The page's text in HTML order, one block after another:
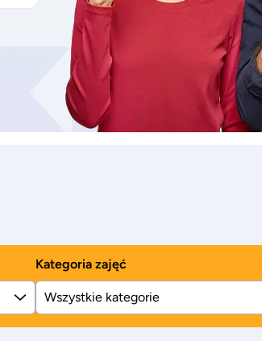
Kategoria zajęć